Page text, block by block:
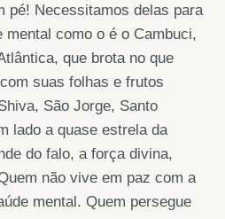
pé! Necessitamos delas para
como o é o Cambuci,
que brota no que
suas folhas e frutos
São Jorge, Santo
lado a quase estrela da
do falo, a força divina,
não vive em paz com a
mental. Quem persegue